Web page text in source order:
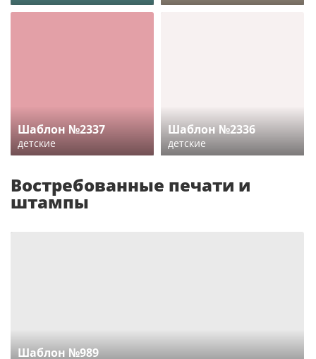
Шаблон №2337
детские
Шаблон №2336
детские
Востребованные печати и
штампы
Шаблон №989